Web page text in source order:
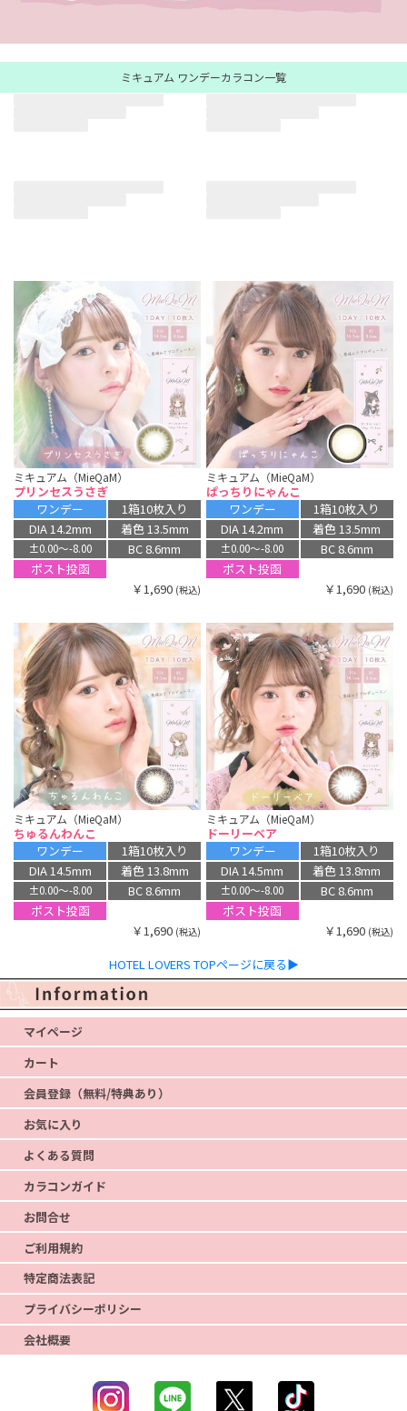
ミキュアム ワンデーカラコン一覧
ミキュアム（MieQaM）
プリンセスうさぎ
ワンデー
1箱10枚入り
DIA 14.2mm
着色 13.5mm
±0.00〜-8.00
BC 8.6mm
ポスト投函
￥1,690 (税込)
ミキュアム（MieQaM）
ぱっちりにゃんこ
ワンデー
1箱10枚入り
DIA 14.2mm
着色 13.5mm
±0.00〜-8.00
BC 8.6mm
ポスト投函
￥1,690 (税込)
ミキュアム（MieQaM）
ちゅるんわんこ
ワンデー
1箱10枚入り
DIA 14.5mm
着色 13.8mm
±0.00〜-8.00
BC 8.6mm
ポスト投函
￥1,690 (税込)
ミキュアム（MieQaM）
ドーリーベア
ワンデー
1箱10枚入り
DIA 14.5mm
着色 13.8mm
±0.00〜-8.00
BC 8.6mm
ポスト投函
￥1,690 (税込)
HOTEL LOVERS TOPページに戻る▶
マイページ
カート
会員登録（無料/特典あり）
お気に入り
よくある質問
カラコンガイド
お問合せ
ご利用規約
特定商法表記
プライバシーポリシー
会社概要